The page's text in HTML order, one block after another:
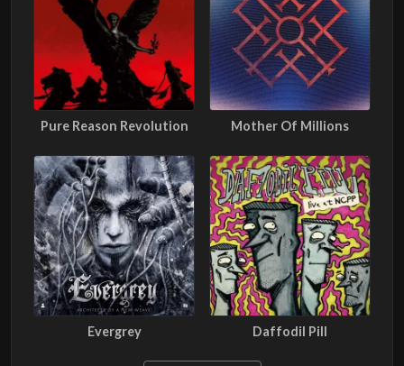
Pure Reason Revolution Mother Of Millions
Evergrey Daffodil Pill